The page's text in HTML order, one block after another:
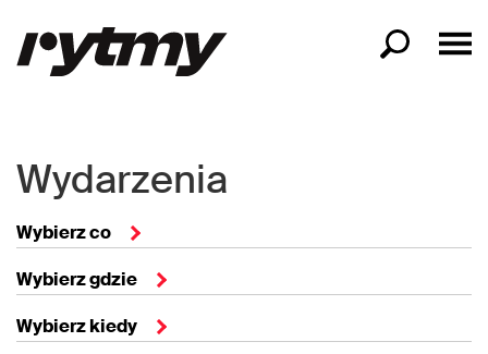
Wydarzenia
Wybierz co
Wybierz gdzie
Wybierz kiedy